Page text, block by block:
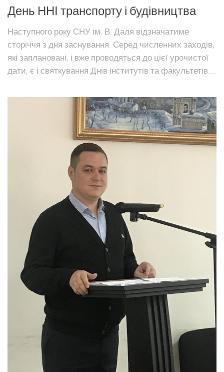
День ННІ транспорту і будівництва
Наступного року СНУ ім. В. Даля відзначатиме
сторіччя з дня заснування. Серед численних заходів,
які заплановані, і вже проводяться до цієї урочистої
дати, є і святкування Днів інститутів та факультетів....